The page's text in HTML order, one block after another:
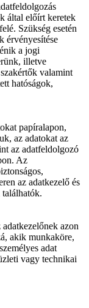
által előírt keretek
Szükség esetén
érvényesítése
a jogi
illetve
valamint
hatóságok,
papíralapon,
az adatokat az
az adatfeldolgozó
Az
az adatkezelő és
azon
akik munkaköre,
adat
vagy technikai